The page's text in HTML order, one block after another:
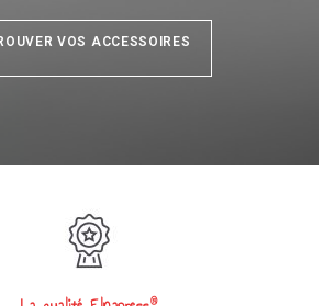
VOS ACCESSOIRES
®